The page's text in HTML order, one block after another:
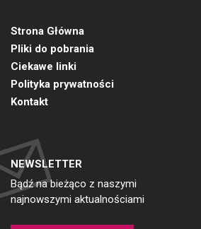
Strona Główna
Pliki do pobrania
Ciekawe linki
Polityka prywatności
Kontakt
NEWSLETTER
Bądź na bieżąco z naszymi
najnowszymi aktualnościami